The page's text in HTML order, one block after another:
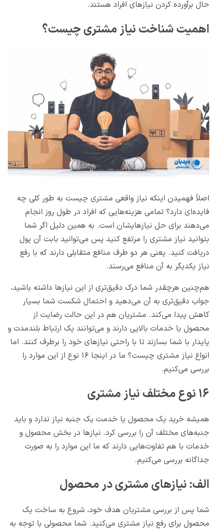
حال برآورده کردن نیازهای افراد هستند.
اهمیت شناخت نیاز مشتری چیست؟
اصلاً فهمیدن اینکه نیاز واقعی مشتری چیست به طور کلی چه
فایده‌ای دارد؟ تمامی هزینه‌هایی که افراد در طول روز انجام
می‌دهند برای حل نیازهایشان است. به همین دلیل اگر شما
بتوانید نیاز مشتری را مرتفع کنید پس می‌توانید بابت آن پول
دریافت کنید. یعنی هر دو طرف منافع متقابلی دارند که با رفع
نیاز یکدیگر به آن منافع می‌رسند.
هم‌چنین هرچقدر شما درک دقیق‌تری از این نیازها داشته باشید،
جواب دقیق‌تری به آن می‌دهید و احتمال شکست شما بسیار
کاهش پیدا می‌کند. مشتریان هم در این حالت رضایت از
محصول یا خدمات بالایی دارند و می‌توانند یک ارتباط بلندمدت و
پایدار با شما بسازند تا با راحتی نیازهای خود را برطرف کنند. اما
انواع نیاز مشتری چیست؟ ما در اینجا ۱۶ نوع از این موارد را
بررسی می‌کنیم.
۱۶ نوع مختلف نیاز مشتری
همیشه خرید یک محصول یا خدمت یک جنبه نیاز ندارد و باید
جنبه‌های مختلف آن را بررسی کرد. نیازها در بخش محصول و
خدمات با هم تفاوت‌هایی دارند که ما این موارد را به صورت
جداگانه بررسی می‌کنیم.
الف: نیازهای مشتری در محصول
شما پس از بررسی مشتریان هدف خود، شروع به ساخت یک
محصول برای رفع نیاز مشتری می‌کنید. شما محصولی با توجه به